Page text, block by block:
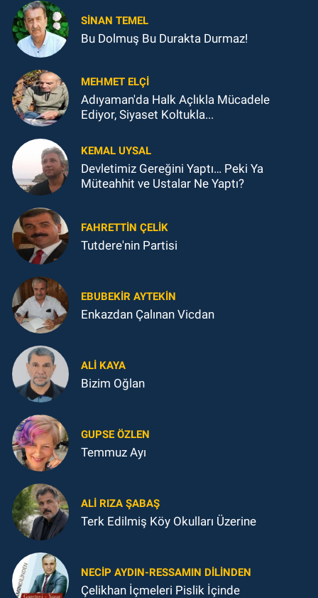
SINAN TEMEL
Bu Dolmuş Bu Durakta Durmaz!
MEHMET ELÇI
Adıyaman'da Halk Açlıkla Mücadele
Ediyor, Siyaset Koltukla...
KEMAL UYSAL
Devletimiz Gereğini Yaptı… Peki Ya
Müteahhit ve Ustalar Ne Yaptı?
FAHRETTIN ÇELİK
Tutdere'nin Partisi
EBUBEKIR AYTEKIN
Enkazdan Çalınan Vicdan
ALI KAYA
Bizim Oğlan
GUPSE ÖZLEN
Temmuz Ayı
ALI RIZA ŞABAŞ
Terk Edilmiş Köy Okulları Üzerine
NECIP AYDIN-RESSAMIN DILINDEN
Çelikhan İçmeleri Pislik İçinde